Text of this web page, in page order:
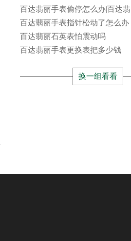
百达翡丽手表偷停怎么办|百达翡
百达翡丽手表指针松动了怎么办
百达翡丽石英表怕震动吗
百达翡丽手表更换表把多少钱
换一组看看